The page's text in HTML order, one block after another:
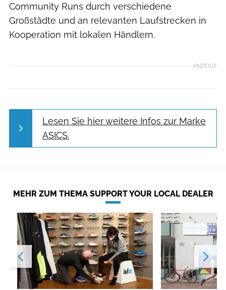
Community Runs durch verschiedene
Großstädte und an relevanten Laufstrecken in
Kooperation mit lokalen Händlern.
ANZEIGE
Lesen Sie hier weitere Infos zur Marke
ASICS.
MEHR ZUM THEMA SUPPORT YOUR LOCAL DEALER